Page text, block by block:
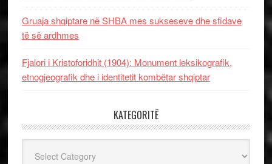
Gruaja shqiptare në SHBA mes sukseseve dhe sfidave
të së ardhmes
Fjalori i Kristoforidhit (1904): Monument leksikografik,
etnogjeografik dhe i identitetit kombëtar shqiptar
KATEGORITË